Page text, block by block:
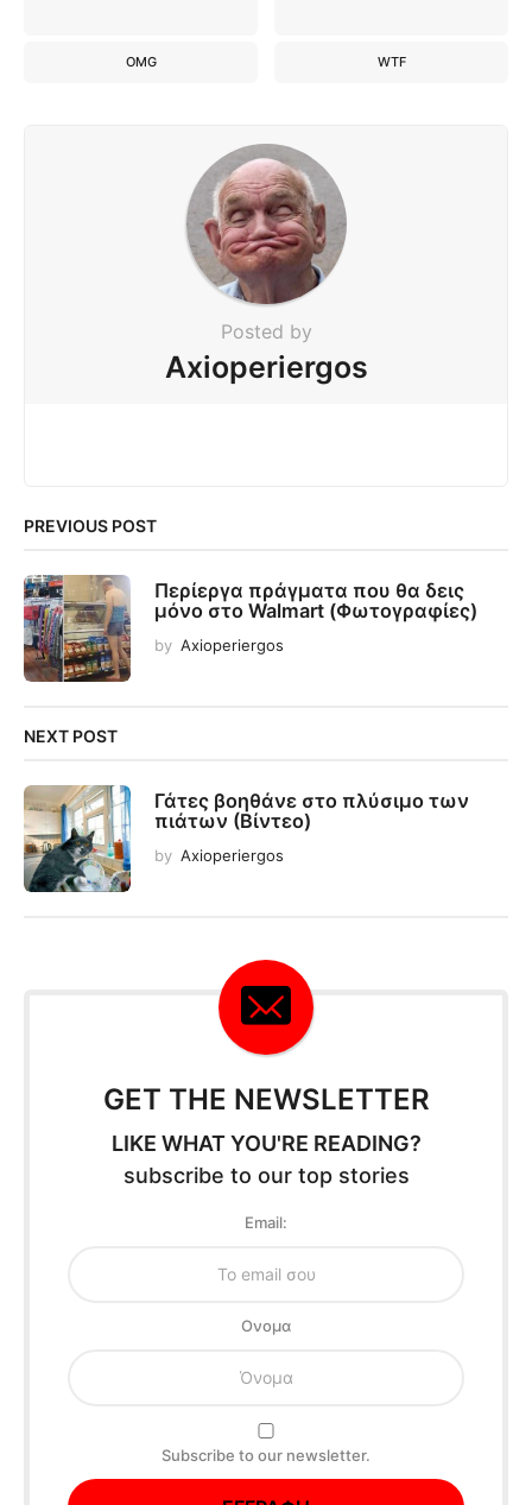
OMG WTF
Posted by
Axioperiergos
PREVIOUS POST
Περίεργα πράγματα που θα δεις
μόνο στο Walmart (Φωτογραφίες)
by Axioperiergos
NEXT POST
Γάτες βοηθάνε στο πλύσιμο των
πιάτων (Βίντεο)
by Axioperiergos
GET THE NEWSLETTER
LIKE WHAT YOU'RE READING?
subscribe to our top stories
Email:
Oνομα
Subscribe to our newsletter.